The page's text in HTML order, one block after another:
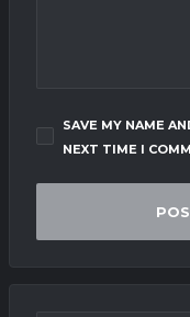
SAVE MY NAME
NEXT TIME I